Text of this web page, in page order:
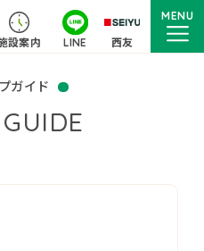
設案内 LINE 西友
MENU
ガイド
GUIDE